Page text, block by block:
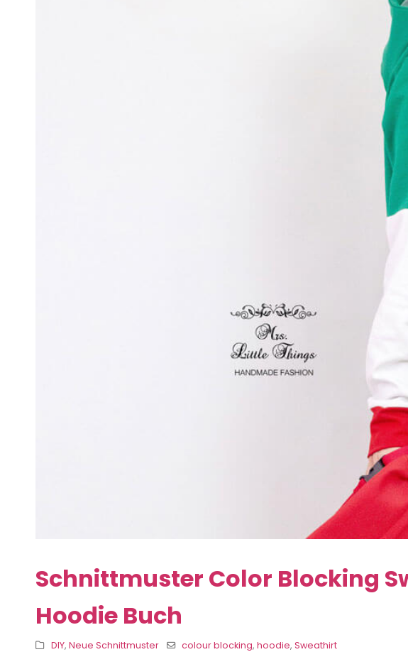
Schnittmuster Color Blocking
Hoodie Buch
DIY, Neue Schnittmuster colour blocking,hoodie,Sweathirt